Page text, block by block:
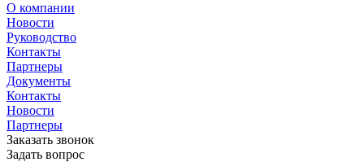
О компании
Новости
Руководство
Контакты
Партнеры
Документы
Контакты
Новости
Партнеры
Заказать звонок
Задать вопрос